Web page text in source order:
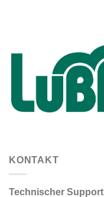
KONTAKT
Technischer Support